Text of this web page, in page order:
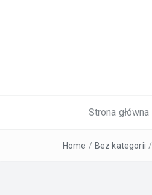
Strona główna
Home / Bez kategorii /